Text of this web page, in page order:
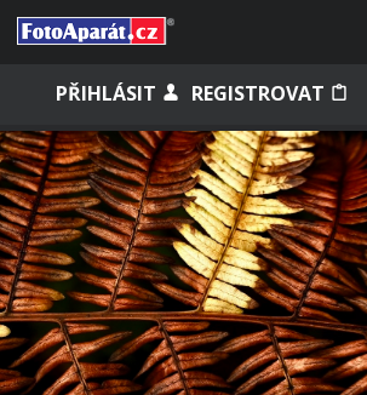
PŘIHLÁSIT REGISTROVAT
Zapamatovat
Zapomněli jste heslo?
Měli jste účet na starém webu?